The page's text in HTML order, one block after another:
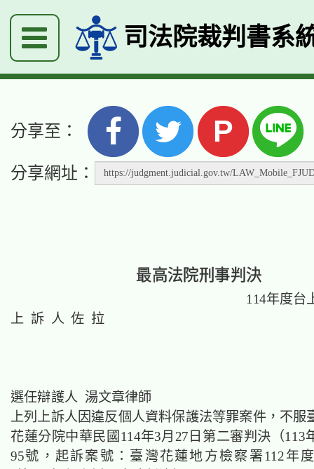
司法院裁判書系
分享至： P
分享網址：
最高法院刑事判決
114年度台
上 訴 人 佐 拉
選任辯護人 湯文章律師
上列上訴人因違反個人資料保護法等罪案件，不服
花蓮分院中華民國114年3月27日第二審判決（113
95號，起訴案號：臺灣花蓮地方檢察署112年